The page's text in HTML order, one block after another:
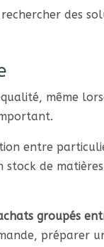
des
même
entre
stock de
groupés
préparer